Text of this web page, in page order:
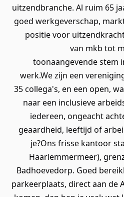
uitzendbranche. Al ruim 65
goed werkgeverschap,
positie voor
van mkb tot
toonaangevende stem
werk.We zijn een
35 collega's, en een open,
naar een inclusieve
iedereen, ongeacht
geaardheid, leeftijd of
je?Ons frisse kantoor
Haarlemmermeer),
Badhoevedorp. Goed
parkeerplaats, direct aan de